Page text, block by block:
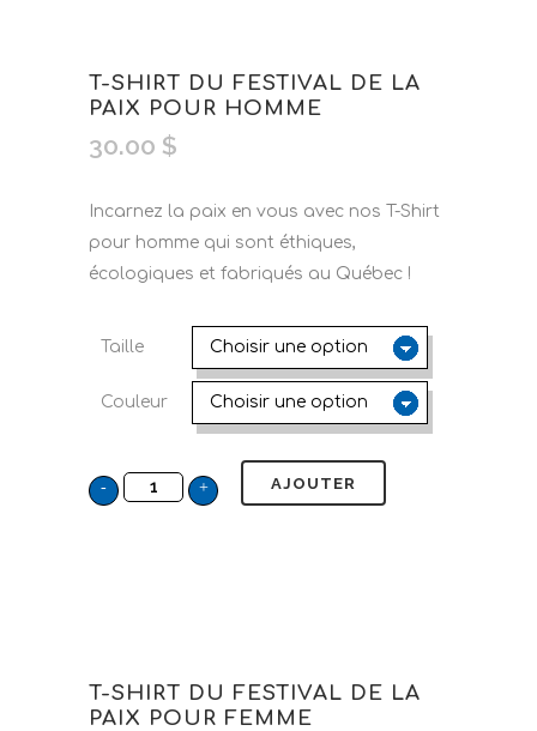
T-SHIRT DU FESTIVAL DE LA
PAIX POUR HOMME
30.00 $
Incarnez la paix en vous avec nos T-Shirt
pour homme qui sont éthiques,
écologiques et fabriqués au Québec !
Taille
Couleur
AJOUTER
T-SHIRT DU FESTIVAL DE LA
PAIX POUR FEMME